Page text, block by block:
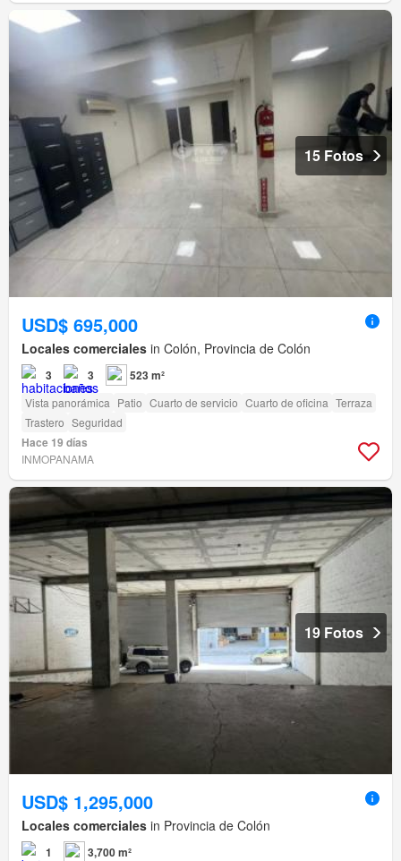
15 Fotos
USD$ 695,000
Locales comerciales in Colón, Provincia de Colón
3 3 523 m²
Vista panorámica Patio Cuarto de servicio Cuarto de oficina Terraza
Trastero Seguridad
Hace 19 días
INMOPANAMA
19 Fotos
USD$ 1,295,000
Locales comerciales in Provincia de Colón
1 3,700 m²